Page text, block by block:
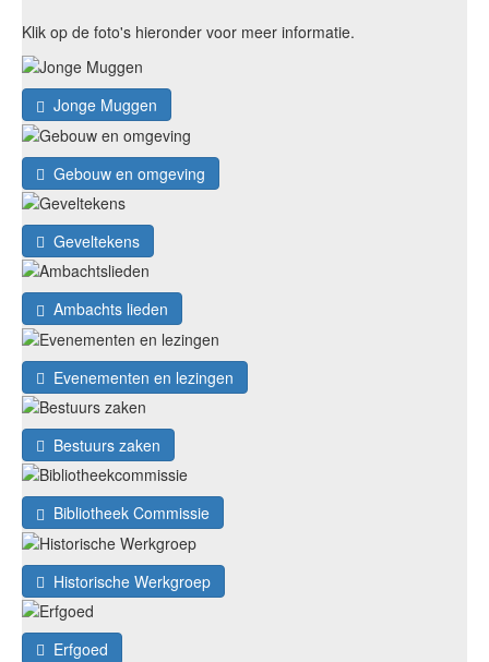
Klik op de foto's hieronder voor meer informatie.
Jonge Muggen
Gebouw en omgeving
Geveltekens
Ambachts lieden
Evenementen en lezingen
Bestuurs zaken
Bibliotheek Commissie
Historische Werkgroep
Erfgoed